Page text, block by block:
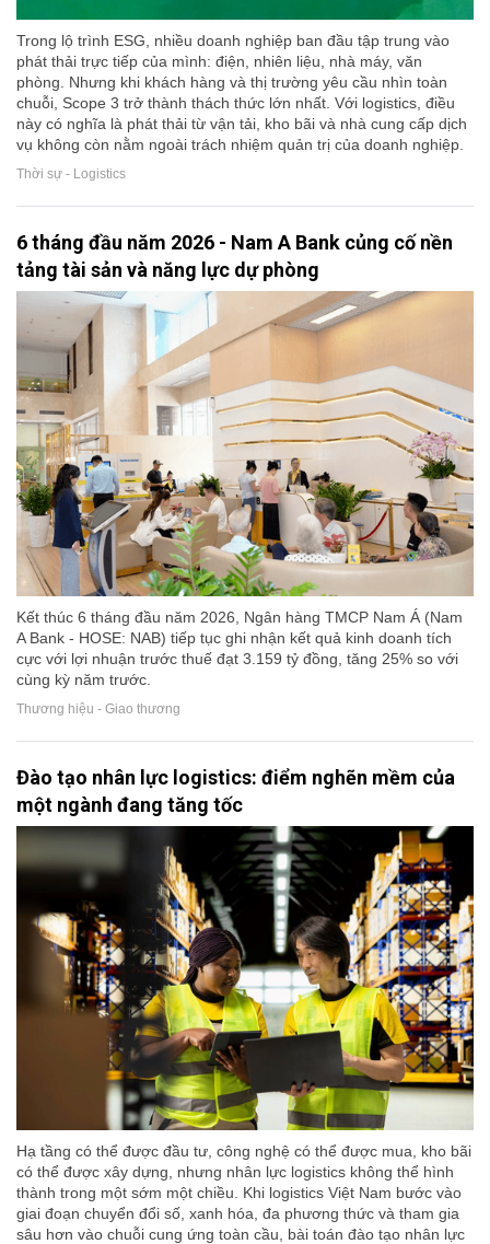
Trong lộ trình ESG, nhiều doanh nghiệp ban đầu tập trung vào
phát thải trực tiếp của mình: điện, nhiên liệu, nhà máy, văn
phòng. Nhưng khi khách hàng và thị trường yêu cầu nhìn toàn
chuỗi, Scope 3 trở thành thách thức lớn nhất. Với logistics, điều
này có nghĩa là phát thải từ vận tải, kho bãi và nhà cung cấp dịch
vụ không còn nằm ngoài trách nhiệm quản trị của doanh nghiệp.
Thời sự - Logistics
6 tháng đầu năm 2026 - Nam A Bank củng cố nền
tảng tài sản và năng lực dự phòng
Kết thúc 6 tháng đầu năm 2026, Ngân hàng TMCP Nam Á (Nam
A Bank - HOSE: NAB) tiếp tục ghi nhận kết quả kinh doanh tích
cực với lợi nhuận trước thuế đạt 3.159 tỷ đồng, tăng 25% so với
cùng kỳ năm trước.
Thương hiệu - Giao thương
Đào tạo nhân lực logistics: điểm nghẽn mềm của
một ngành đang tăng tốc
Hạ tầng có thể được đầu tư, công nghệ có thể được mua, kho bãi
có thể được xây dựng, nhưng nhân lực logistics không thể hình
thành trong một sớm một chiều. Khi logistics Việt Nam bước vào
giai đoạn chuyển đổi số, xanh hóa, đa phương thức và tham gia
sâu hơn vào chuỗi cung ứng toàn cầu, bài toán đào tạo nhân lực